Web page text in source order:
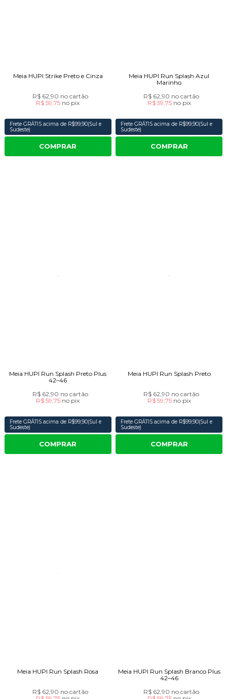
Meia HUPI Strike Preto e Cinza
R$ 62,90 no cartão
R$ 59,75 no pix
Frete GRÁTIS acima de R$99,90(Sul e
Sudeste)
COMPRAR
Meia HUPI Run Splash Azul
Marinho
R$ 62,90 no cartão
R$ 59,75 no pix
Frete GRÁTIS acima de R$99,90(Sul e
Sudeste)
COMPRAR
Meia HUPI Run Splash Preto Plus
42–46
R$ 62,90 no cartão
R$ 59,75 no pix
Frete GRÁTIS acima de R$99,90(Sul e
Sudeste)
COMPRAR
Meia HUPI Run Splash Preto
R$ 62,90 no cartão
R$ 59,75 no pix
Frete GRÁTIS acima de R$99,90(Sul e
Sudeste)
COMPRAR
Meia HUPI Run Splash Rosa
R$ 62,90 no cartão
Meia HUPI Run Splash Branco Plus
42–46
R$ 62,90 no cartão